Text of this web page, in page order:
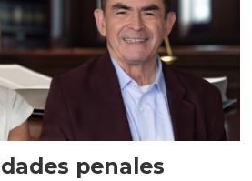
penales